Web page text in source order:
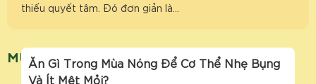
thiếu quyết tâm. Đó đơn giản là…
MUANONG
Ăn Gì Trong Mùa Nóng Để Cơ Thể Nhẹ Bụng
Và Ít Mệt Mỏi?